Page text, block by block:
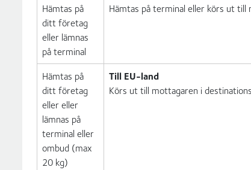
Hämtas på
ditt företag
eller lämnas
på terminal
Hämtas på terminal eller körs ut till
Hämtas på
ditt företag
eller eller
lämnas på
terminal eller
ombud (max
20 kg)
Till EU-land
Körs ut till mottagaren i